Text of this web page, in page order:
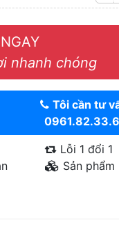
nhanh chóng
Tôi cần tư
Lỗi 1 đổi 1
Sản phẩm